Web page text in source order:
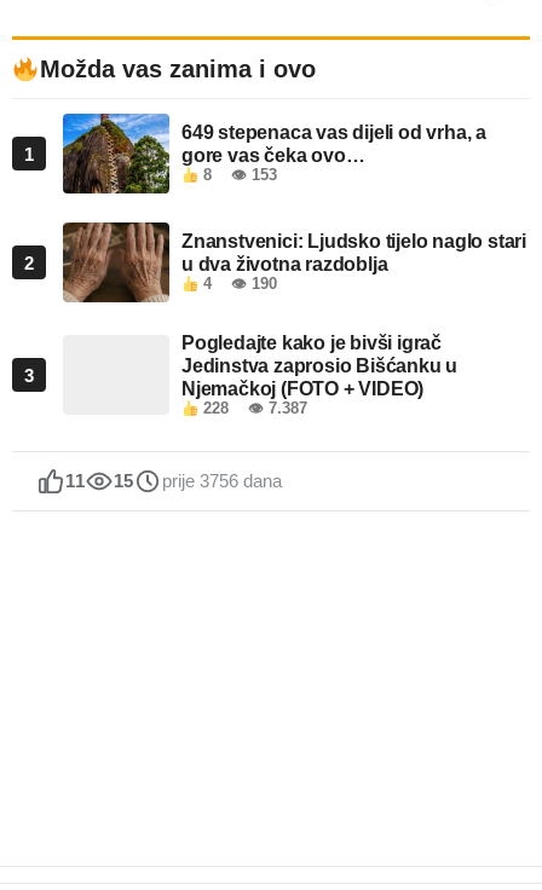
Možda vas zanima i ovo
1
649 stepenaca vas dijeli od vrha, a
gore vas čeka ovo…
8 👁 153
2
Znanstvenici: Ljudsko tijelo naglo stari
u dva životna razdoblja
4 👁 190
3
Pogledajte kako je bivši igrač
Jedinstva zaprosio Bišćanku u
Njemačkoj (FOTO + VIDEO)
228 👁 7.387
11 15 prije 3756 dana